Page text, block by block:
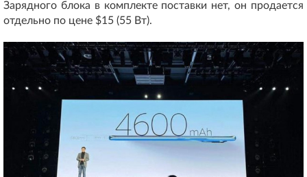
Зарядного блока в комплекте поставки нет, он продается
отдельно по цене $15 (55 Вт).